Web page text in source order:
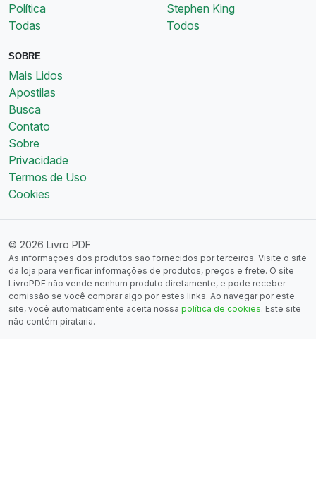
Política
Todas
Stephen King
Todos
SOBRE
Mais Lidos
Apostilas
Busca
Contato
Sobre
Privacidade
Termos de Uso
Cookies
© 2026 Livro PDF
As informações dos produtos são fornecidos por terceiros. Visite o site
da loja para verificar informações de produtos, preços e frete. O site
LivroPDF não vende nenhum produto diretamente, e pode receber
comissão se você comprar algo por estes links. Ao navegar por este
site, você automaticamente aceita nossa política de cookies. Este site
não contém pirataria.